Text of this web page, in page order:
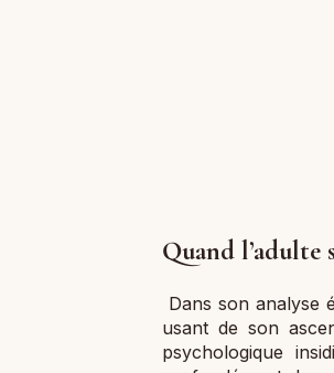
Quand
Dans son analyse
usant de son
psychologique